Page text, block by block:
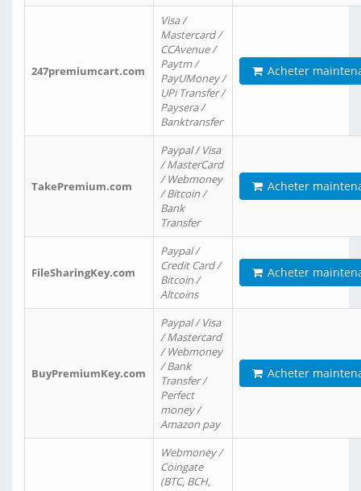
247premiumcart.com
Visa /
Mastercard /
CCAvenue /
Paytm /
PayUMoney /
UPi Transfer /
Paysera /
Banktransfer
Acheter
TakePremium.com
Paypal / Visa
/ MasterCard
/ Webmoney
/ Bitcoin /
Bank
Transfer
Acheter
FileSharingKey.com
Paypal /
Credit Card /
Bitcoin /
Altcoins
Acheter
BuyPremiumKey.com
Paypal / Visa
/ Mastercard
/ Webmoney
/ Bank
Transfer /
Perfect
money /
Amazon pay
Acheter
Webmoney /
Coingate
(BTC, BCH,